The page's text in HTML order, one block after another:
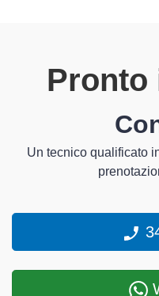
Pronto
Un tecnico qualificato